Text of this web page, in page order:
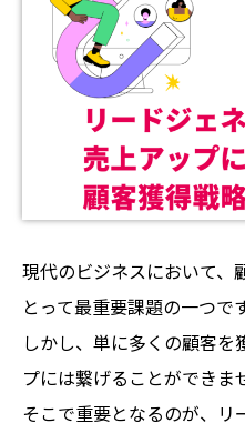
現代のビジネスにおいて、
とって最重要課題の一つです
しかし、単に多くの顧客
プには繋げることができま
そこで重要となるのが、リ